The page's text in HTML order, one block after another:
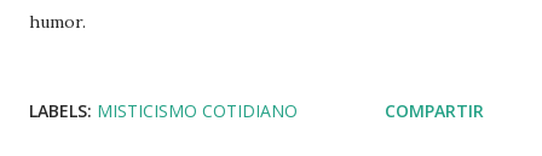
humor.
LABELS: MISTICISMO COTIDIANO COMPARTIR